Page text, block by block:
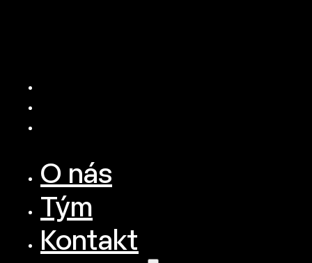
O nás
Tým
Kontakt